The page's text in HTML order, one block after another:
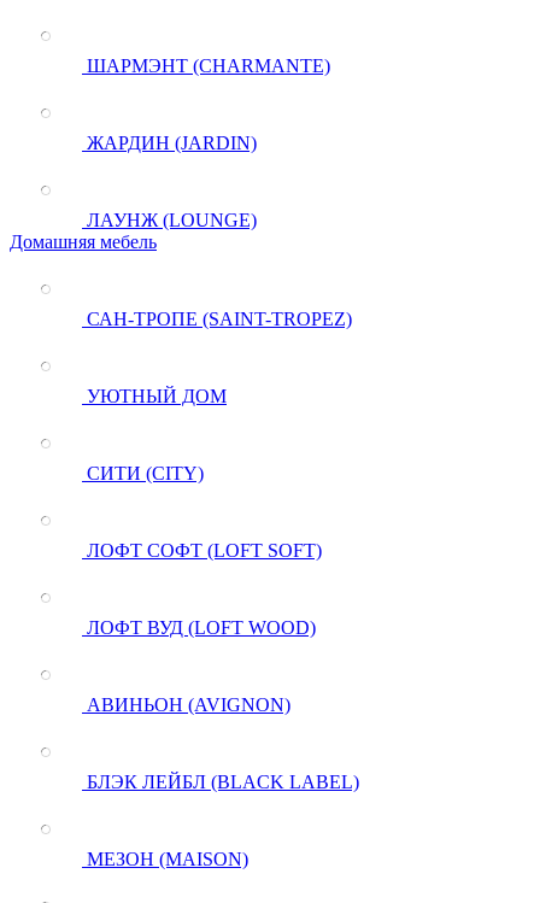
ШАРМЭНТ (CHARMANTE)
ЖАРДИН (JARDIN)
ЛАУНЖ (LOUNGE)
Домашняя мебель
САН-ТРОПЕ (SAINT-TROPEZ)
УЮТНЫЙ ДОМ
СИТИ (CITY)
ЛОФТ СОФТ (LOFT SOFT)
ЛОФТ ВУД (LOFT WOOD)
АВИНЬОН (AVIGNON)
БЛЭК ЛЕЙБЛ (BLACK LABEL)
МЕЗОН (MAISON)